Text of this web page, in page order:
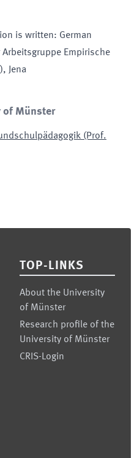
is written: German
Arbeitsgruppe Empirische
, Jena
of Münster
(Prof.
TOP-LINKS
About the University
of Münster
Research profile of the
University of Münster
CRIS-Login